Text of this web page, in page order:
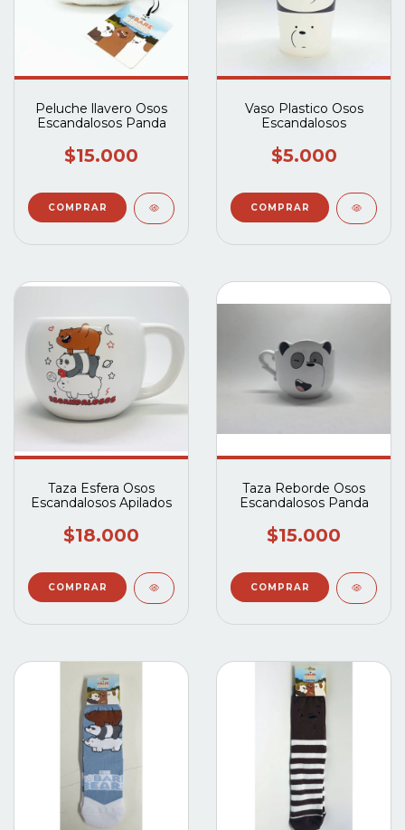
Peluche llavero Osos
Escandalosos Panda
$15.000
Vaso Plastico Osos
Escandalosos
$5.000
Taza Esfera Osos
Escandalosos Apilados
$18.000
Taza Reborde Osos
Escandalosos Panda
$15.000